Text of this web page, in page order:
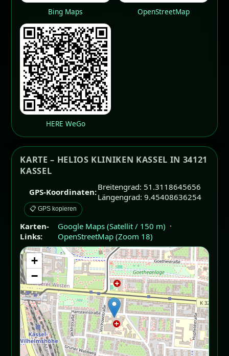
Bing Maps OpenStreetMap
HERE WeGo
KARTE – HELIOS KLINIKEN KASSEL IN 34121
KASSEL
GPS-Koordinaten:Breitengrad: 51.3118645656
Längengrad: 9.45408636254
📋 GPS kopieren
Karten-
Links:
Google Maps (Satellit / 150 m) ·
OpenStreetMap (Zoom 18)
+
−